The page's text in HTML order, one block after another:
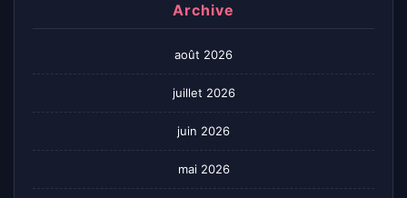
Archive
août 2026
juillet 2026
juin 2026
mai 2026